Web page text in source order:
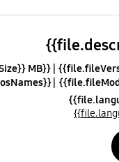
{{file.fileSize}} MB
{{file.osNames}}